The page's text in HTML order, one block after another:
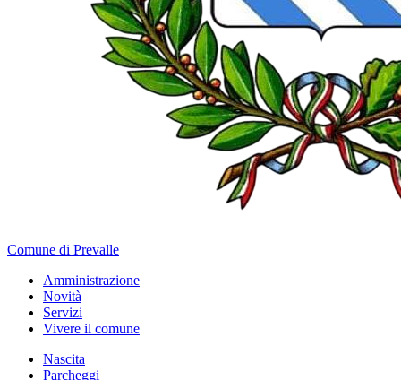
Comune di Prevalle
Amministrazione
Novità
Servizi
Vivere il comune
Nascita
Parcheggi